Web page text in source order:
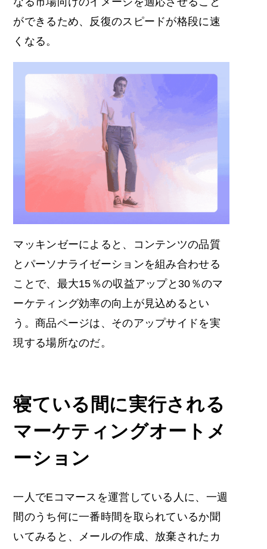
ができるため、反復のスピードが格段に速
くなる。
マッキンゼーによると、コンテンツの品質
とパーソナライゼーションを組み合わせる
ことで、最大15％の収益アップと30％のマ
ーケティング効率の向上が見込めるとい
う。商品ページは、そのアップサイドを実
現する場所なのだ。
寝ている間に実行される
マーケティングオートメ
ーション
一人でEコマースを運営している人に、一週
間のうち何に一番時間を取られているか聞
いてみると、メールの作成、放棄されたカ